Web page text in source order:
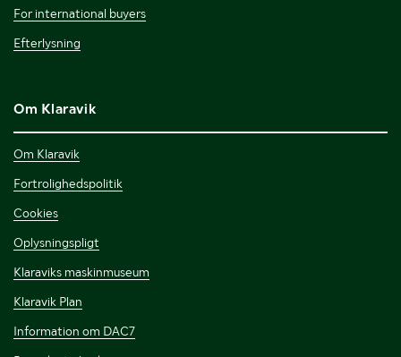
For international buyers
Efterlysning
Om Klaravik
Om Klaravik
Fortrolighedspolitik
Cookies
Oplysningspligt
Klaraviks maskinmuseum
Klaravik Plan
Information om DAC7